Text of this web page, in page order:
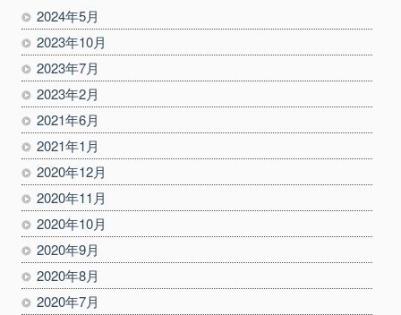
2024年5月
2023年10月
2023年7月
2023年2月
2021年6月
2021年1月
2020年12月
2020年11月
2020年10月
2020年9月
2020年8月
2020年7月